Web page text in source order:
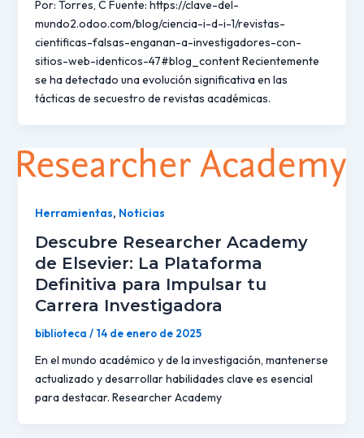
Por: Torres, C Fuente: https://clave-del-
mundo2.odoo.com/blog/ciencia-i-d-i-1/revistas-
cientificas-falsas-enganan-a-investigadores-con-
sitios-web-identicos-47#blog_content Recientemente
se ha detectado una evolución significativa en las
tácticas de secuestro de revistas académicas.
Herramientas, Noticias
Descubre Researcher Academy
de Elsevier: La Plataforma
Definitiva para Impulsar tu
Carrera Investigadora
biblioteca / 14 de enero de 2025
En el mundo académico y de la investigación, mantenerse
actualizado y desarrollar habilidades clave es esencial
para destacar. Researcher Academy